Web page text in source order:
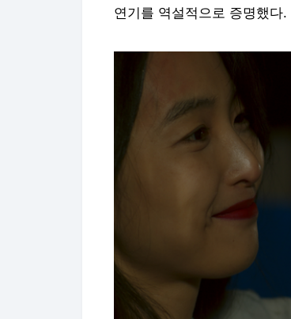
연기를 역설적으로 증명했다.